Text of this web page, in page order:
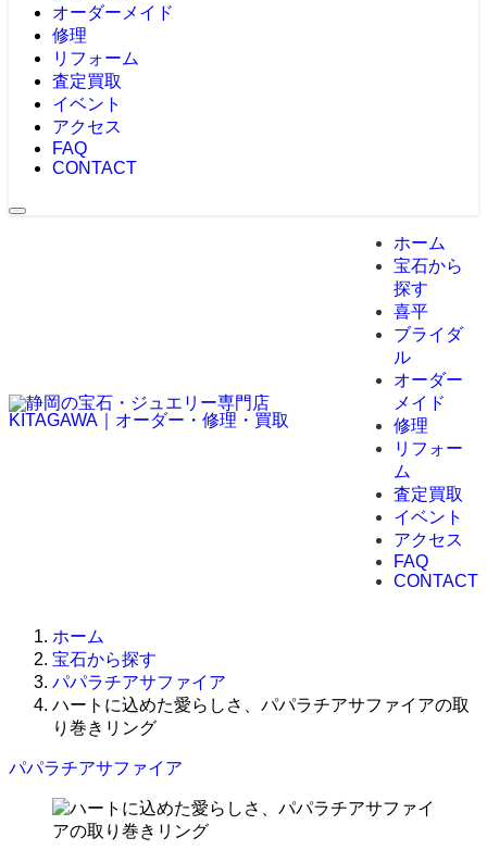
オーダーメイド
修理
リフォーム
査定買取
イベント
アクセス
FAQ
CONTACT
ホーム
宝石から
探す
喜平
ブライダ
ル
オーダー
メイド
修理
リフォー
ム
査定買取
イベント
アクセス
FAQ
CONTACT
ホーム
宝石から探す
パパラチアサファイア
ハートに込めた愛らしさ、パパラチアサファイアの取
り巻きリング
パパラチアサファイア